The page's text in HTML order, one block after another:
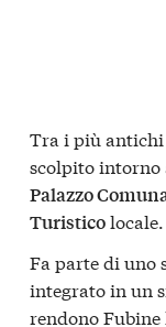
Tra i più
scolpito intorno
Palazzo
Turisticolocale.
Fa parte di uno
integrato in un
rendono